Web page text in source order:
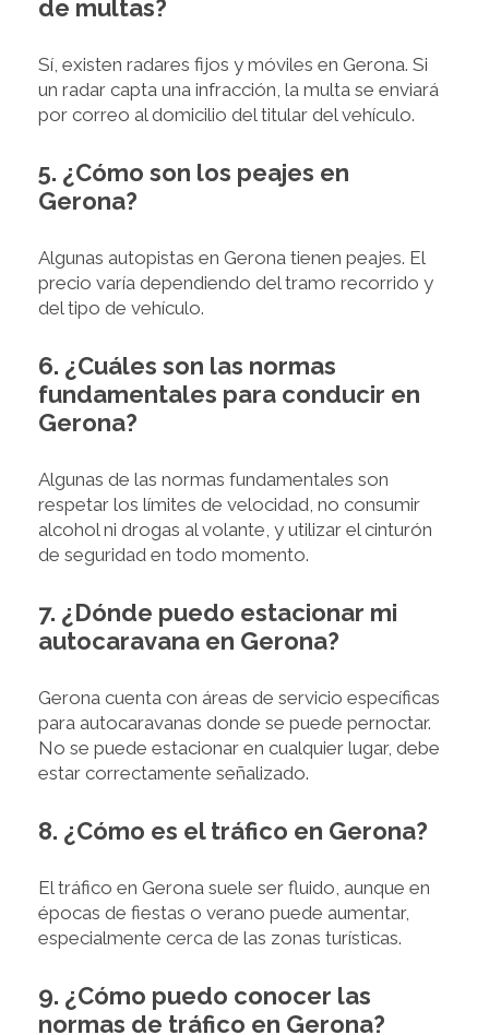
de multas?
Sí, existen radares fijos y móviles en Gerona. Si
un radar capta una infracción, la multa se enviará
por correo al domicilio del titular del vehículo.
5. ¿Cómo son los peajes en
Gerona?
Algunas autopistas en Gerona tienen peajes. El
precio varía dependiendo del tramo recorrido y
del tipo de vehículo.
6. ¿Cuáles son las normas
fundamentales para conducir en
Gerona?
Algunas de las normas fundamentales son
respetar los límites de velocidad, no consumir
alcohol ni drogas al volante, y utilizar el cinturón
de seguridad en todo momento.
7. ¿Dónde puedo estacionar mi
autocaravana en Gerona?
Gerona cuenta con áreas de servicio específicas
para autocaravanas donde se puede pernoctar.
No se puede estacionar en cualquier lugar, debe
estar correctamente señalizado.
8. ¿Cómo es el tráfico en Gerona?
El tráfico en Gerona suele ser fluido, aunque en
épocas de fiestas o verano puede aumentar,
especialmente cerca de las zonas turísticas.
9. ¿Cómo puedo conocer las
normas de tráfico en Gerona?